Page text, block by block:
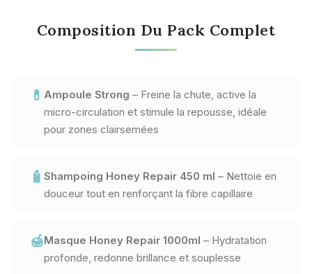
Composition Du Pack Complet
💊 Ampoule Strong – Freine la chute, active la
micro-circulation et stimule la repousse, idéale
pour zones clairsemées
🧴Shampoing Honey Repair 450 ml – Nettoie en
douceur tout en renforçant la fibre capillaire
🍯Masque Honey Repair 1000ml – Hydratation
profonde, redonne brillance et souplesse